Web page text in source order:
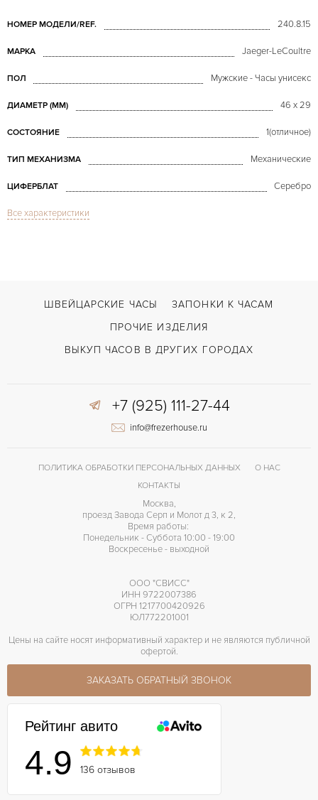
НОМЕР МОДЕЛИ/REF. 240.8.15
МАРКА Jaeger-LeCoultre
ПОЛ Мужские - Часы унисекс
ДИАМЕТР (MM) 46 х 29
СОСТОЯНИЕ 1(отличное)
ТИП МЕХАНИЗМА Механические
ЦИФЕРБЛАТ Серебро
СТЕКЛО
ВОЗМОЖНОСТИ ДОСТАВКИ С документами, С футляром
Двойной сложности застежка
Все характеристики
ШВЕЙЦАРСКИЕ ЧАСЫ
ЗАПОНКИ К ЧАСАМ
ПРОЧИЕ ИЗДЕЛИЯ
ВЫКУП ЧАСОВ В ДРУГИХ ГОРОДАХ
+7 (925) 111-27-44
info@frezerhouse.ru
ПОЛИТИКА ОБРАБОТКИ ПЕРСОНАЛЬНЫХ ДАННЫХ
О НАС
КОНТАКТЫ
Москва,
проезд Завода Серп и Молот д 3, к 2,
Время работы:
Понедельник - Суббота 10:00 - 19:00
Воскресенье - выходной
ООО "СВИСС"
ИНН 9722007386
ОГРН 1217700420926
ЮЛ772201001
Цены на сайте носят информативный характер и не являются публичной
офертой.
ЗАКАЗАТЬ ОБРАТНЫЙ ЗВОНОК
Рейтинг авито
4.9 136 отзывов